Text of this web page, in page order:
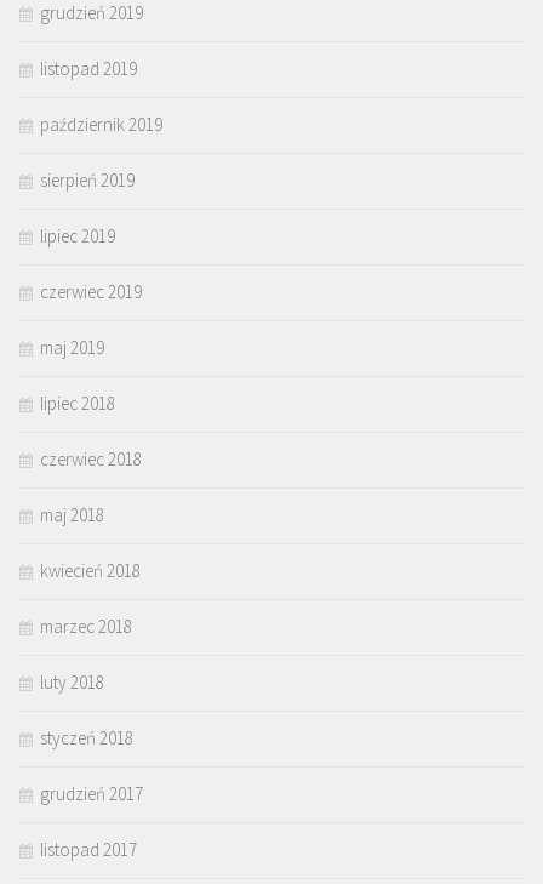
grudzień 2019
listopad 2019
październik 2019
sierpień 2019
lipiec 2019
czerwiec 2019
maj 2019
lipiec 2018
czerwiec 2018
maj 2018
kwiecień 2018
marzec 2018
luty 2018
styczeń 2018
grudzień 2017
listopad 2017